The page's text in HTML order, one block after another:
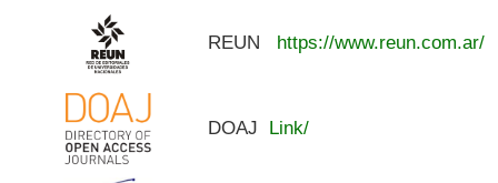
REUN https://www.reun.com.ar/
DOAJ Link/